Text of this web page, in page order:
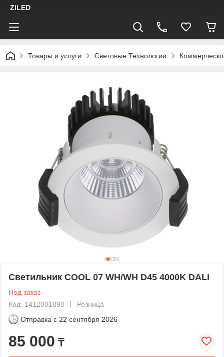
ZILED
Товары и услуги Световые Технологии
Светильник COOL 07 WH/WH D45 4000K DALI
Под заказ
Код: 1412001090
Розница
Отправка с 22 сентября 2026
85 000 ₸